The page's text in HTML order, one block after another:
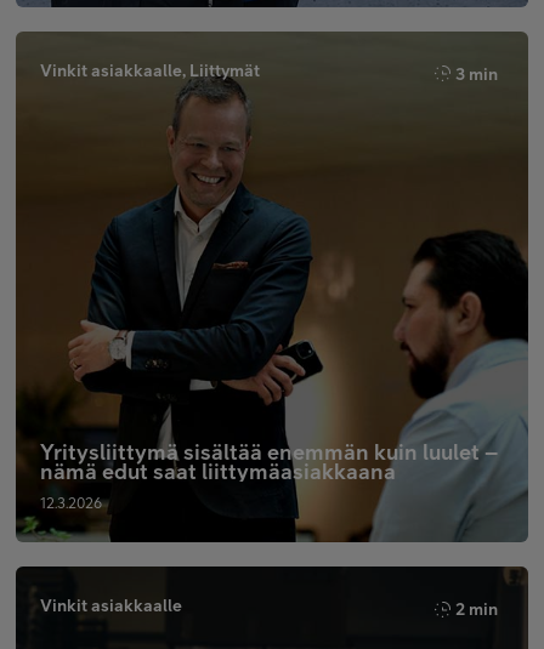
Vinkit asiakkaalle, Liittymät 3 min
Yritysliittymä sisältää enemmän kuin luulet –
nämä edut saat liittymäasiakkaana
12.3.2026
Vinkit asiakkaalle 2 min